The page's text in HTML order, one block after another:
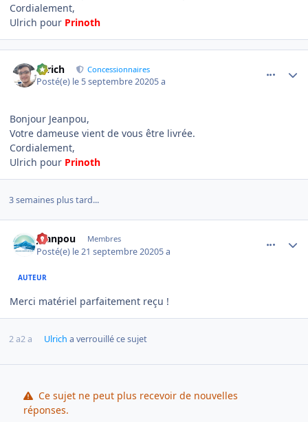
Cordialement,
Ulrich pour Prinoth
Ulrich Concessionnaires
Posté(e) le 5 septembre 20205 a
Bonjour Jeanpou,
Votre dameuse vient de vous être livrée.
Cordialement,
Ulrich pour Prinoth
3 semaines plus tard...
Jeanpou Membres
Posté(e) le 21 septembre 20205 a
AUTEUR
Merci matériel parfaitement reçu !
2 a2 a Ulrich a verrouillé ce sujet
Ce sujet ne peut plus recevoir de nouvelles
réponses.